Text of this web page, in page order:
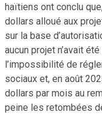
haïtiens ont conclu
dollars alloué aux
sur la base
aucun projet n’avait
l’impossibilité de
sociaux et, en août
dollars par mois au
peine les retombées